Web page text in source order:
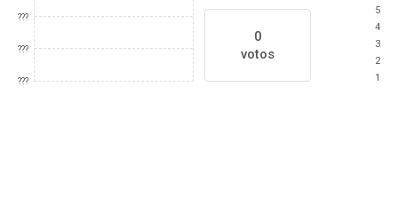
???
???
???
0
votos
5
4
3
2
1